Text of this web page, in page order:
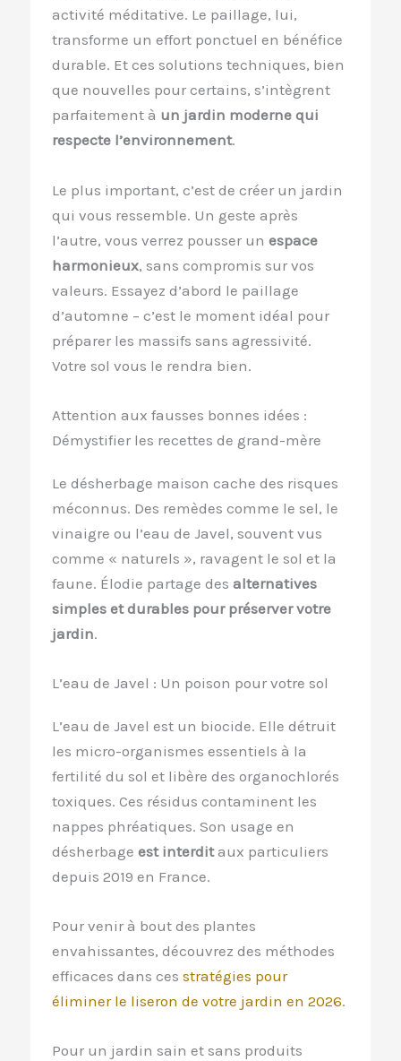
activité méditative. Le paillage, lui,
transforme un effort ponctuel en bénéfice
durable. Et ces solutions techniques, bien
que nouvelles pour certains, s’intègrent
parfaitement à un jardin moderne qui
respecte l’environnement.
Le plus important, c’est de créer un jardin
qui vous ressemble. Un geste après
l’autre, vous verrez pousser un espace
harmonieux, sans compromis sur vos
valeurs. Essayez d’abord le paillage
d’automne – c’est le moment idéal pour
préparer les massifs sans agressivité.
Votre sol vous le rendra bien.
Attention aux fausses bonnes idées :
Démystifier les recettes de grand-mère
Le désherbage maison cache des risques
méconnus. Des remèdes comme le sel, le
vinaigre ou l’eau de Javel, souvent vus
comme « naturels », ravagent le sol et la
faune. Élodie partage des alternatives
simples et durables pour préserver votre
jardin.
L’eau de Javel : Un poison pour votre sol
L’eau de Javel est un biocide. Elle détruit
les micro-organismes essentiels à la
fertilité du sol et libère des organochlorés
toxiques. Ces résidus contaminent les
nappes phréatiques. Son usage en
désherbage est interditaux particuliers
depuis 2019 en France.
Pour venir à bout des plantes
envahissantes, découvrez des méthodes
efficaces dans ces stratégies pour
éliminer le liseron de votre jardin en 2026.
Pour un jardin sain et sans produits